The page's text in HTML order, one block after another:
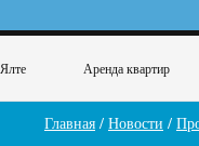
Аренда квартир
Главная / Новости /